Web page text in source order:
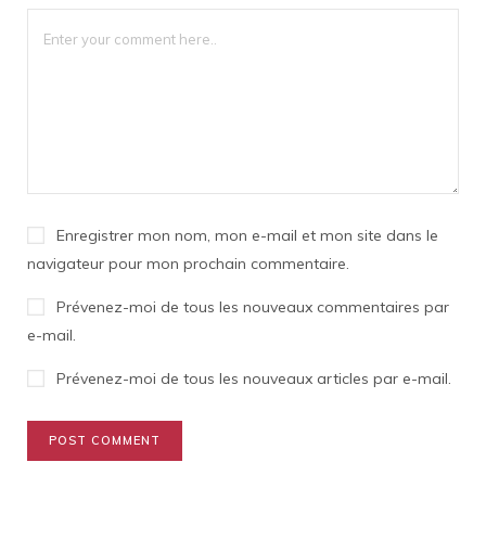
Enregistrer mon nom, mon e-mail et mon site dans le
navigateur pour mon prochain commentaire.
Prévenez-moi de tous les nouveaux commentaires par
e-mail.
Prévenez-moi de tous les nouveaux articles par e-mail.